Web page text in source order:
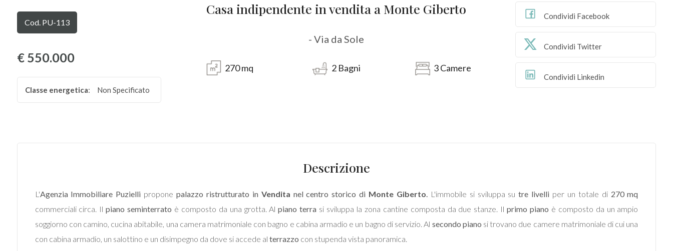
Cod. PU-113
€ 550.000
Classe energetica: Non Specificato
Casa indipendente in vendita a Monte Giberto
- Via da Sole
270mq 2Bagni 3Camere
Condividi Facebook
Condividi Twitter
Condividi Linkedin
Descrizione
L'Agenzia Immobiliare Puzielli proponepalazzo ristrutturato in Vendita nel centro storico di Monte Giberto.L'immobile si sviluppa sutre livelli per un totale di 270 mq
commerciali circa. Ilpiano seminterrato è composto da una grotta. Alpiano terra si sviluppa la zona cantine composta da due stanze. Ilprimo piano è composto da un ampio
soggiorno con camino, cucina abitabile, una camera matrimoniale con bagno e cabina armadio e un bagno di servizio. Al secondo piano si trovano due camere matrimoniale di cui una
con cabina armadio, un salottino e un disimpegno da dove si accede al terrazzo con stupenda vista panoramica.
-
multiscelta
Qualsiasi
Totale